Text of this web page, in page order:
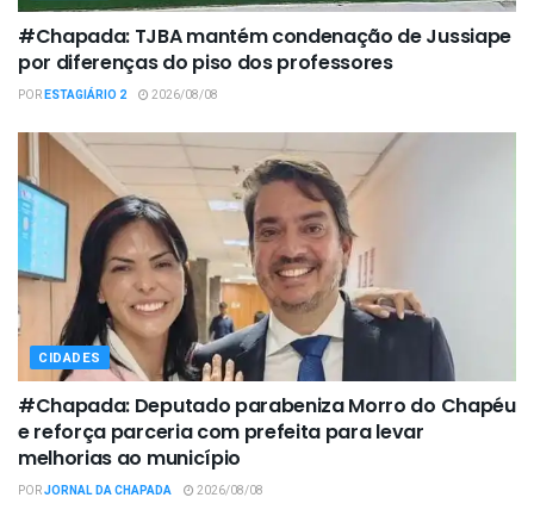
#Chapada: TJBA mantém condenação de Jussiape
por diferenças do piso dos professores
PORESTAGIÁRIO 2 2026/08/08
CIDADES
#Chapada: Deputado parabeniza Morro do Chapéu
e reforça parceria com prefeita para levar
melhorias ao município
PORJORNAL DA CHAPADA 2026/08/08